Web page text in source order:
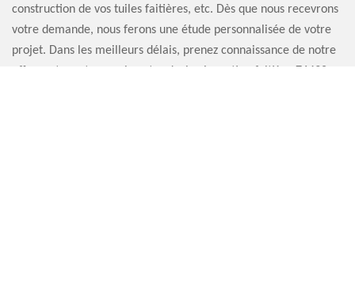
construction de vos tuiles faitières, etc. Dès que nous recevrons
votre demande, nous ferons une étude personnalisée de votre
projet. Dans les meilleurs délais, prenez connaissance de notre